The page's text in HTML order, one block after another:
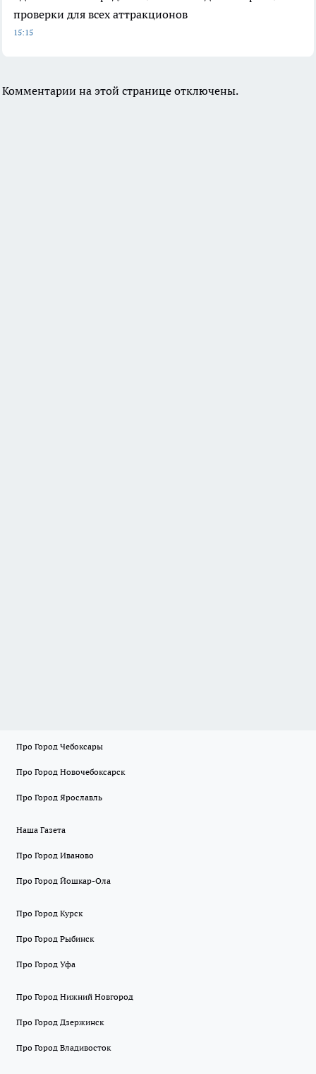
проверки для всех аттракционов
15:15
Комментарии на этой странице отключены.
Про Город Чебоксары
Про Город Новочебоксарск
Про Город Ярославль
Наша Газета
Про Город Иваново
Про Город Йошкар-Ола
Про Город Курск
Про Город Рыбинск
Про Город Уфа
Про Город Нижний Новгород
Про Город Дзержинск
Про Город Владивосток